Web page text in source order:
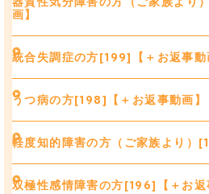
画】
統合失調症の方[199]【＋お返事動
うつ病の方[198]【＋お返事動画】
軽度知的障害の方（ご家族より）
双極性感情障害の方[196]【＋お返